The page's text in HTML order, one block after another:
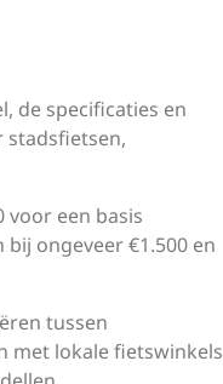
de specificaties en
stadsfietsen,
voor een basis
ongeveer €1.500 en
tussen
met lokale fietswinkels